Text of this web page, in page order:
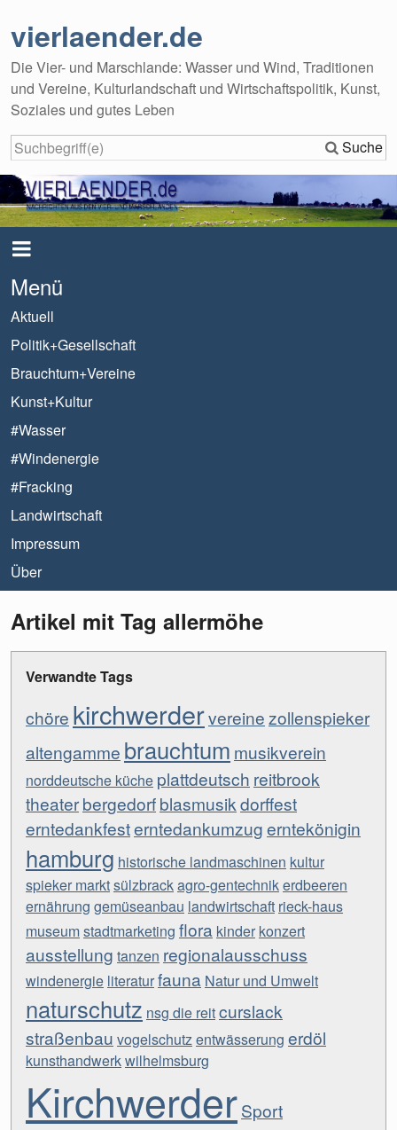
vierlaender.de
Die Vier- und Marschlande: Wasser und Wind, Traditionen
und Vereine, Kulturlandschaft und Wirtschaftspolitik, Kunst,
Soziales und gutes Leben
Suche
Menü
Aktuell
Politik+Gesellschaft
Brauchtum+Vereine
Kunst+Kultur
#Wasser
#Windenergie
#Fracking
Landwirtschaft
Impressum
Über
Artikel mit Tag allermöhe
Verwandte Tags
chöre kirchwerdervereinezollenspieker
altengamme brauchtum musikverein
norddeutsche küche plattdeutsch reitbrook
theaterbergedorfblasmusikdorffest
erntedankfesterntedankumzugerntekönigin
hamburg historische landmaschinen kultur
spieker marktsülzbrackagro-gentechnikerdbeeren
ernährung gemüseanbau landwirtschaft rieck-haus
museumstadtmarketing flora kinder konzert
ausstellung tanzen regionalausschuss
windenergie literaturfauna Natur und Umwelt
naturschutz nsg die reitcurslack
straßenbau vogelschutzentwässerung erdöl
kunsthandwerkwilhelmsburg
KirchwerderSport